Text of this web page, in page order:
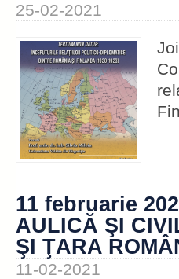
25-02-2021
11 februarie
AULICĂ ŞI
ŞI ŢARA
11-02-2021